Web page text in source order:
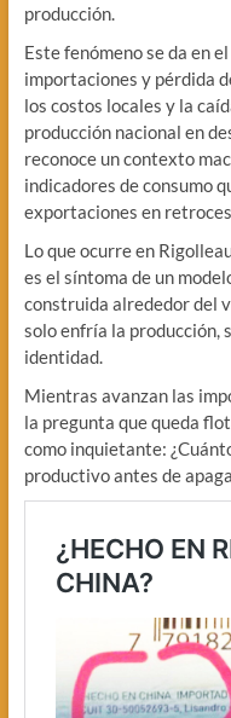
producción.
Este fenómeno se da en
importaciones y pérdida
los costos locales y la
producción nacional en
reconoce un contexto
indicadores de consumo
exportaciones en
Lo que ocurre en
es el síntoma de un
construida alrededor del
solo enfría la producción,
identidad.
Mientras avanzan las
la pregunta que queda
como inquietante:
productivo antes de